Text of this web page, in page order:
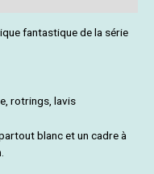
fantastique de la série
rotrings, lavis
blanc et un cadre à